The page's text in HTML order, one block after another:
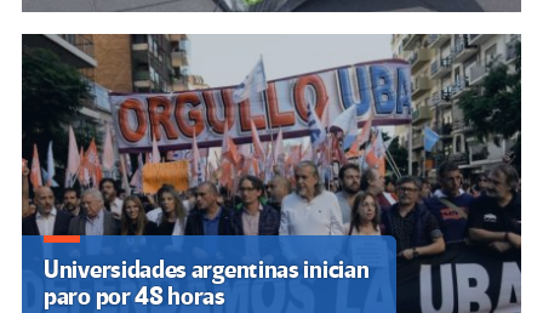
Universidades argentinas inician
paro por 48 horas